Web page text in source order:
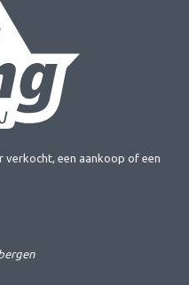
verkocht, een aankoop of een